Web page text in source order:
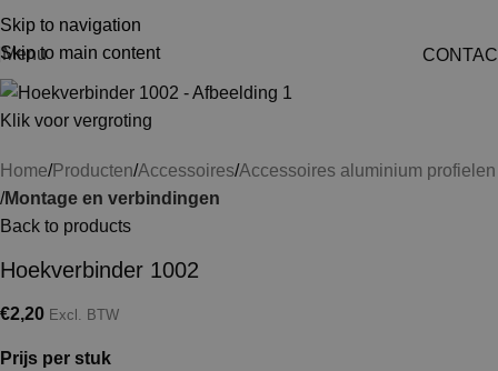
Skip to navigation
Skip to main content
Menu
Klik voor vergroting
Home Producten Accessoires Accessoires aluminium profielen
Montage en verbindingen
Back to products
Hoekverbinder 1002
€2,20 Excl. BTW
Prijs per stuk